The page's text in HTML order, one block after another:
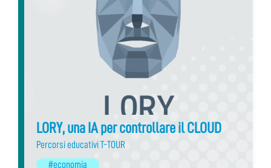
LORY, una IA per controllare il CLOUD
Percorsi educativi T-TOUR
#economia